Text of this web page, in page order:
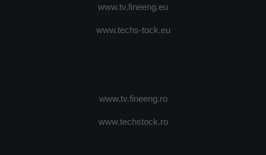
www.tv.fineeng.eu
www.techs-tock.eu
www.tv.fineeng.ro
www.techstock.ro